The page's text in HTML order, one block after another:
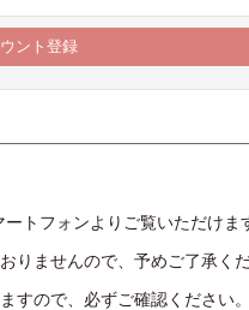
ント登録
トフォンよりご覧いただけま
ませんので、予めご了承くだ
すので、必ずご確認ください。